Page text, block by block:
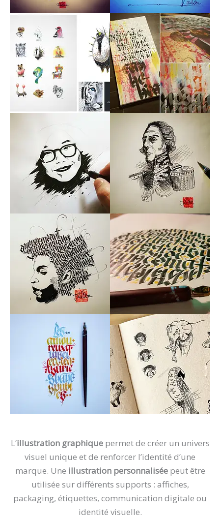
L’illustration graphiquepermet de créer un univers
visuel unique et de renforcer l’identité d’une
marque. Une illustration personnaliséepeut être
utilisée sur différents supports : affiches,
packaging, étiquettes, communication digitale ou
identité visuelle.